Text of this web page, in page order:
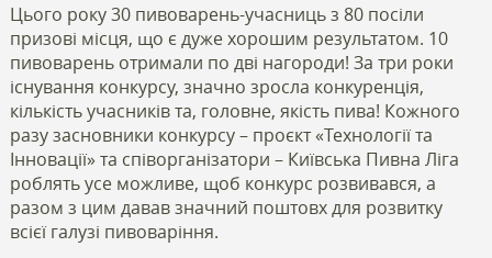
Цього року 30 пивоварень-учасниць з 80 посіли
призові місця, що є дуже хорошим результатом. 10
пивоварень отримали по дві нагороди! За три роки
існування конкурсу, значно зросла конкуренція,
кількість учасників та, головне, якість пива! Кожного
разу засновники конкурсу – проєкт «Технології та
Інновації» та співорганізатори – Київська Пивна Ліга
роблять усе можливе, щоб конкурс розвивався, а
разом з цим давав значний поштовх для розвитку
всієї галузі пивоваріння.